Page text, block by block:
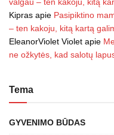
valgau – ten kakoju, kitą
Kipras apie Pasipiktino
– ten kakoju, kitą kartą
EleanorViolet Violet apie
ne ožkytės, kad salotų
Tema
GYVENIMO BŪDAS